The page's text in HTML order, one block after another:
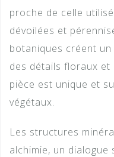
proche de celle
dévoilées et
botaniques créent
des détails floraux et
pièce est unique et
végétaux.
Les structures
alchimie, un